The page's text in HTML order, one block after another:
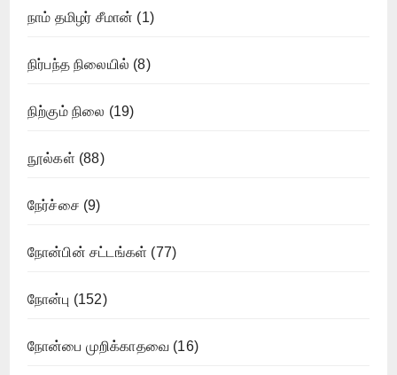
நாம் தமிழர் சீமான் (1)
நிர்பந்த நிலையில் (8)
நிற்கும் நிலை (19)
நூல்கள் (88)
நேர்ச்சை (9)
நோன்பின் சட்டங்கள் (77)
நோன்பு (152)
நோன்பை முறிக்காதவை (16)